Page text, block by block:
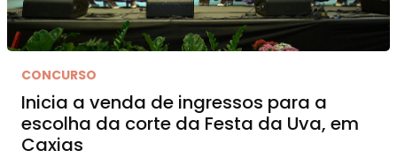
CONCURSO
Inicia a venda de ingressos para a
escolha da corte da Festa da Uva, em
Caxias